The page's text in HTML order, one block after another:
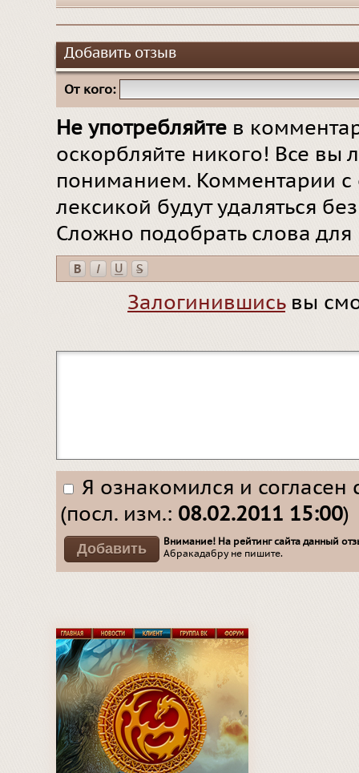
Добавить отзыв
От кого:
Не употребляйте в
оскорбляйте никого! Все вы
пониманием. Комментарии
лексикой будут удаляться
Сложно подобрать слова
Залогинившисьвы
Я ознакомился и согласен
(посл. изм.: 08.02.2011 15:00)
Внимание! На рейтинг сайта данный
Абракадабру не пишите.